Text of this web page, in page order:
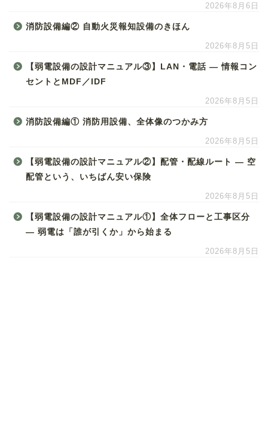
2026年8月6日
消防設備編② 自動火災報知設備のきほん
2026年8月5日
【弱電設備の設計マニュアル③】LAN・電話 ― 情報コン
セントとMDF／IDF
2026年8月5日
消防設備編① 消防用設備、全体像のつかみ方
2026年8月5日
【弱電設備の設計マニュアル②】配管・配線ルート ― 空
配管という、いちばん安い保険
2026年8月5日
【弱電設備の設計マニュアル①】全体フローと工事区分
― 弱電は「誰が引くか」から始まる
2026年8月5日